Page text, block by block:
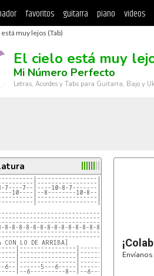
favoritos guitarra piano videos
está muy lejos (Tab)
El cielo está muy
Mi Número Perfecto
Letras, Acordes y Tabs para Guitarra, Bajo y
|-----------------
|-----------------
7----7--|----10-8-7-------|----10-8-7----
10----|--8--------10-8--|--8--------
|-----------------
|-----------------
8-8-8-8-8-8-8-8-8-8-8-8-8-8-8-8-8-8-8-8-
|----------------|-------------
|----------------|-------------
|----------------|-------------
|----------------|-------------
6--|------5---6-----|------5---6--|------
|--6----------8--|--6----------|--